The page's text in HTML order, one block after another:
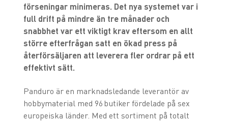
förseningar minimeras. Det nya systemet var i
full drift på mindre än tre månader och
snabbhet var ett viktigt krav eftersom en allt
större efterfrågan satt en ökad press på
återförsäljaren att leverera fler ordrar på ett
effektivt sätt.
Panduro är en marknadsledande leverantör av
hobbymaterial med 96 butiker fördelade på sex
europeiska länder. Med ett sortiment på totalt